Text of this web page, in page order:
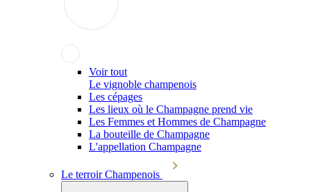
Voir tout
Le vignoble champenois
Les cépages
Les lieux où le Champagne prend vie
Les Femmes et Hommes de Champagne
La bouteille de Champagne
L'appellation Champagne
Le terroir Champenois